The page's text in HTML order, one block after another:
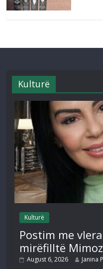
Kulturë
Kulturë
Postim me
mirëfilltë
August 6, 2026 Janina